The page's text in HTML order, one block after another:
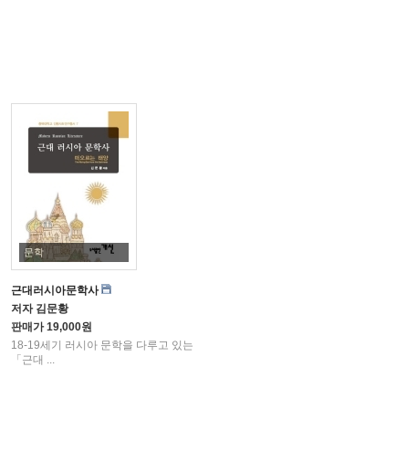
문학
근대러시아문학사
저자김문황
판매가19,000원
18-19세기 러시아 문학을 다루고 있는
「근대 ...